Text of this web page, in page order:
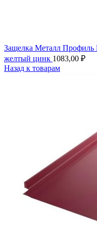
Защелка Металл
желтый цинк 1083,00 ₽
Назад к товарам